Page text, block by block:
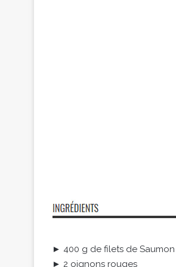
► 400 g de filets de
► 2 oignons rouges